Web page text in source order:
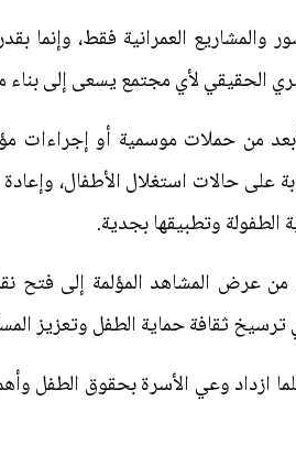
والمشاريع العمرانية فقط، وإنما
الحقيقي لأي مجتمع يسعى إلى بناء
من حملات موسمية أو إجراءات
على حالات استغلال الأطفال،
الطفولة وتطبيقها بجدية.
من عرض المشاهد المؤلمة إلى فتح
ثقافة حماية الطفل وتعزيز
ازداد وعي الأسرة بحقوق الطفل